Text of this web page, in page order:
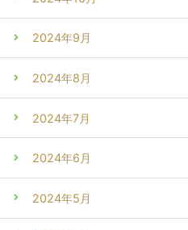
2024年9月
2024年8月
2024年7月
2024年6月
2024年5月